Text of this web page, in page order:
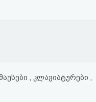
, კლავიატურები ,